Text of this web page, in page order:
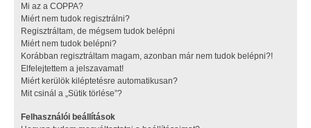
Mi az a COPPA?
Miért nem tudok regisztrálni?
Regisztráltam, de mégsem tudok belépni
Miért nem tudok belépni?
Korábban regisztráltam magam, azonban már nem tudok belépni?!
Elfelejtettem a jelszavamat!
Miért kerülök kiléptetésre automatikusan?
Mit csinál a „Sütik törlése”?
Felhasználói beállítások